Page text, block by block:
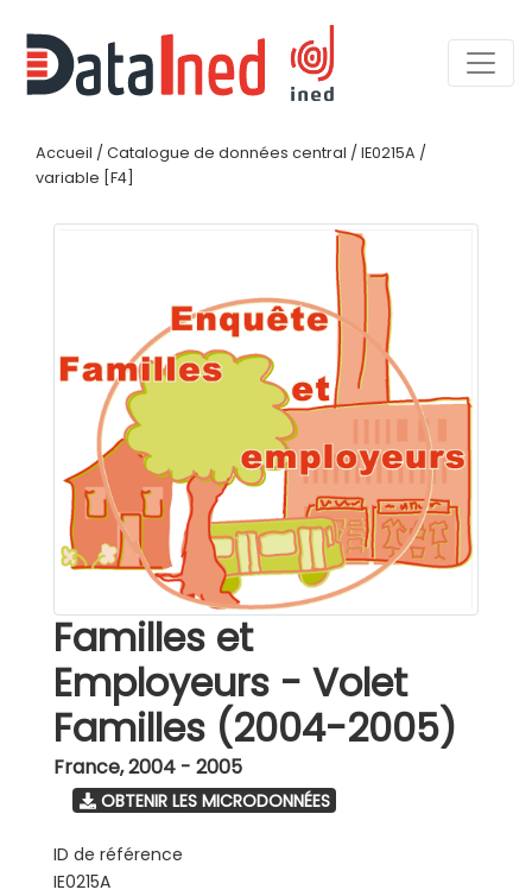
Accueil / Catalogue de données central / IE0215A /
variable [F4]
Familles et
Employeurs - Volet
Familles (2004-2005)
France,2004 - 2005
OBTENIR LES MICRODONNÉES
ID de référence
IE0215A